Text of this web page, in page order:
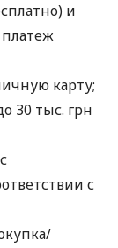
и
платеж
карту;
30 тыс. грн
с